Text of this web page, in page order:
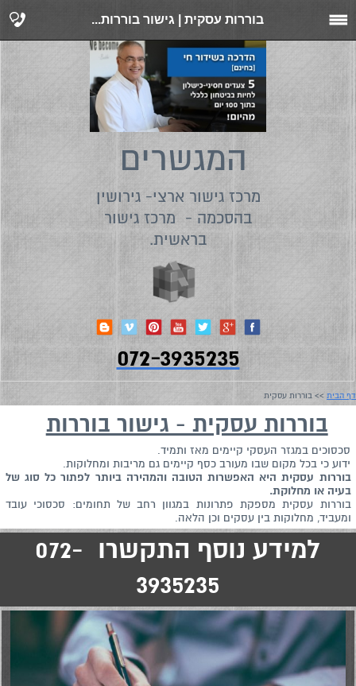
בוררות עסקית | גישור בוררות...
המגשרים
מרכז גישור ארצי- גירושין
בהסכמה - מרכז גישור
בראשית.
072-3935235
דף הבית >> בוררות עסקית
סכסוכים במגזר העסקי קיימים מאז ותמיד.
ידוע כי בכל מקום שבו מעורב כסף קיימים גם מריבות ומחלוקות.
בוררות עסקית היא האפשרות הטובה והמהירה ביותר לפתור כל סוג של
בעיה או מחלוקת.
בוררות עסקית מספקת פתרונות במגוון רחב של תחומים: סכסוכי עובד
ומעביד, מחלוקות בין עסקים וכן הלאה.
בוררות עסקית - גישור בוררות
למידע נוסף התקשרו 072-
3935235